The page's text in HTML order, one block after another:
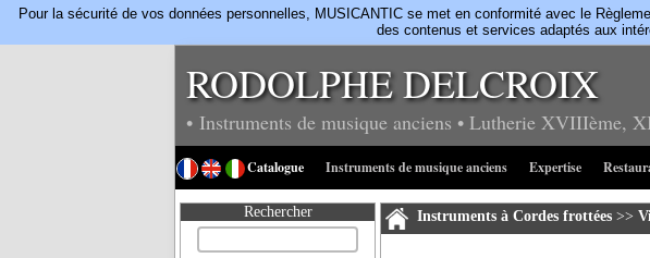
Pour la sécurité de vos données personnelles, MUSICANTIC se met en conformité avec le
des contenus et services adaptés aux
RODOLPHE DELCROIX
• Instruments de musique anciens • Lutherie XVIIIème,
Catalogue Instruments de musique anciens Expertise
Rechercher Instruments à Cordes frottées>>